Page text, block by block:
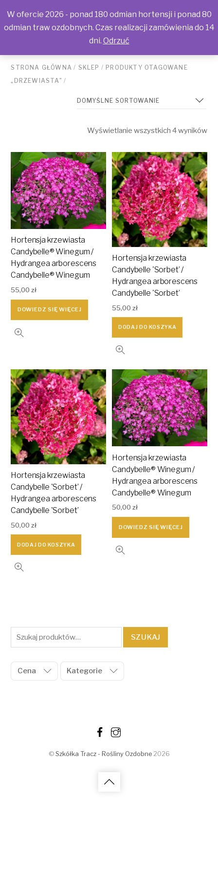
STRONA GŁÓWNA / SKLEP / PRODUKTY OTAGOWANE
„DRZEWIASTA” /
Wyświetlanie wszystkich 4 wyników
Hortensja krzewiasta
Candybelle® Winegum /
Hydrangea arborescens
Candybelle® Winegum
55,00zł
DOWIEDZ SIĘ WIĘCEJ
Hortensja krzewiasta
Candybelle 'Sorbet’ /
Hydrangea arborescens
Candybelle 'Sorbet’
55,00zł
DODAJ DO KOSZYKA
Hortensja krzewiasta
Candybelle 'Sorbet’ /
Hydrangea arborescens
Candybelle 'Sorbet’
50,00zł
DODAJ DO KOSZYKA
Hortensja krzewiasta
Candybelle® Winegum /
Hydrangea arborescens
Candybelle® Winegum
50,00zł
DOWIEDZ SIĘ WIĘCEJ
Szukaj:
SZUKAJ
Cena Kategorie
© Szkółka Tracz - Rośliny Ozdobne2026
W ofercie 2026 - ponad 180 odmian hortensji i ponad 80
odmian traw ozdobnych. Czas realizacji zamówienia do 14
dni. Odrzuć